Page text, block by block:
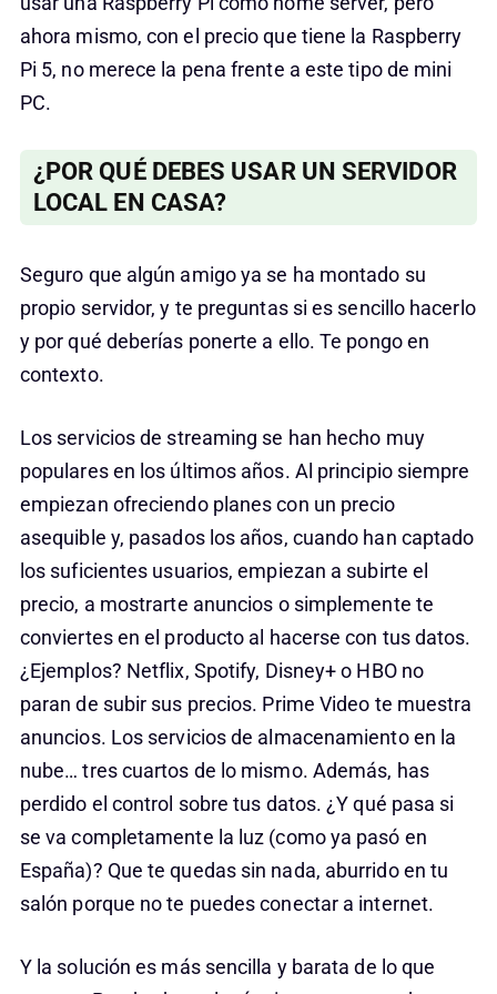
ahora mismo, con el precio que tiene la Raspberry
Pi 5, no merece la pena frente a este tipo de mini
PC.
¿POR QUÉ DEBES USAR UN SERVIDOR
LOCAL EN CASA?
Seguro que algún amigo ya se ha montado su
propio servidor, y te preguntas si es sencillo hacerlo
y por qué deberías ponerte a ello. Te pongo en
contexto.
Los servicios de streaming se han hecho muy
populares en los últimos años. Al principio siempre
empiezan ofreciendo planes con un precio
asequible y, pasados los años, cuando han captado
los suficientes usuarios, empiezan a subirte el
precio, a mostrarte anuncios o simplemente te
conviertes en el producto al hacerse con tus datos.
¿Ejemplos? Netflix, Spotify, Disney+ o HBO no
paran de subir sus precios. Prime Video te muestra
anuncios. Los servicios de almacenamiento en la
nube… tres cuartos de lo mismo. Además, has
perdido el control sobre tus datos. ¿Y qué pasa si
se va completamente la luz (como ya pasó en
España)? Que te quedas sin nada, aburrido en tu
salón porque no te puedes conectar a internet.
Y la solución es más sencilla y barata de lo que